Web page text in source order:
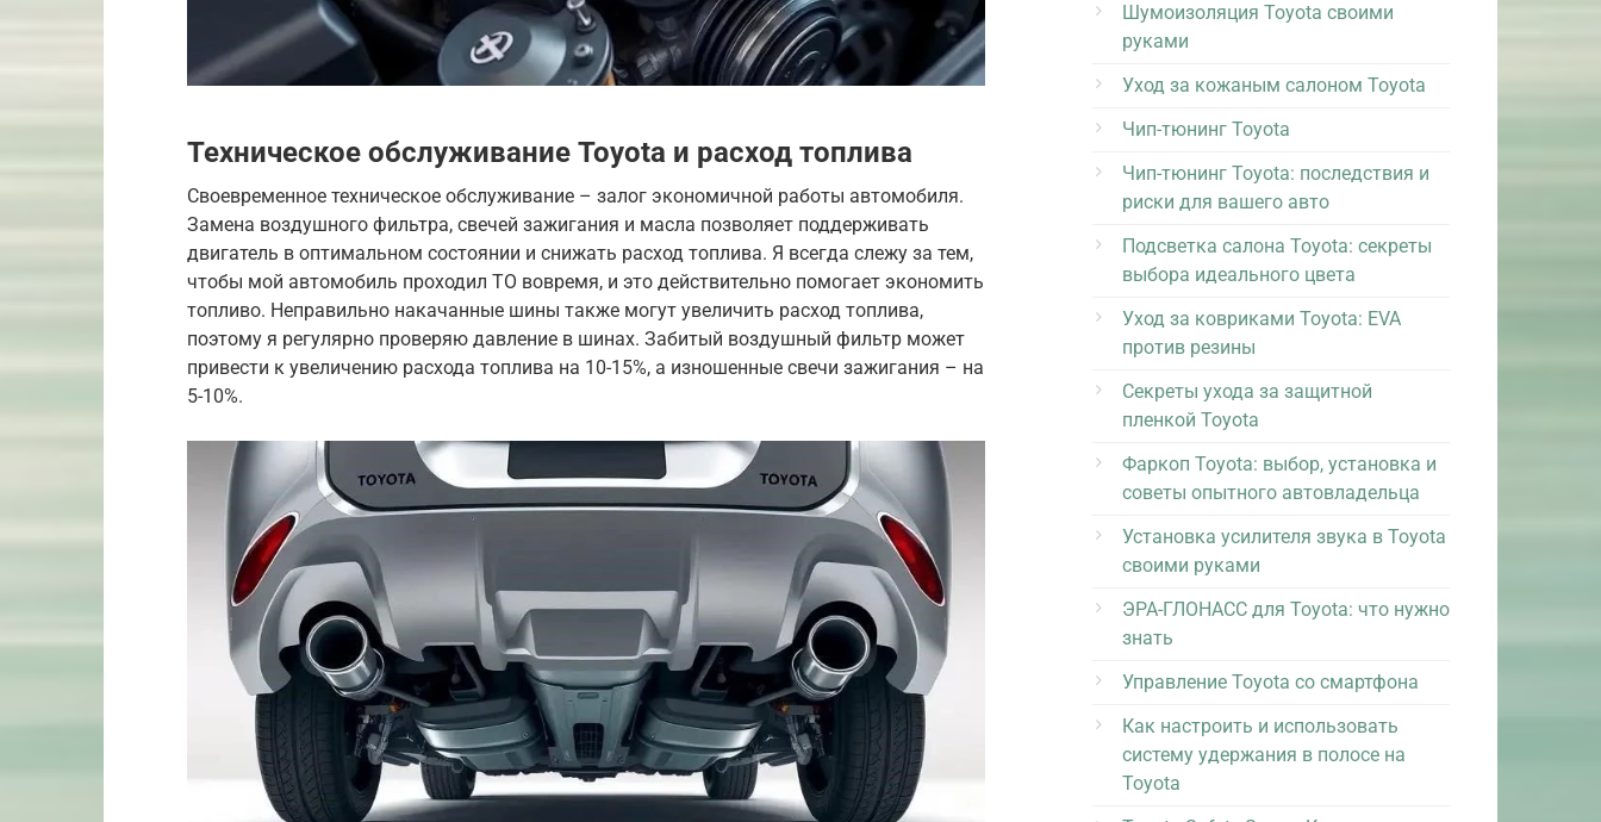
Техническое обслуживание Toyota и расход топлива
Своевременное техническое обслуживание – залог экономичной работы автомобиля.
Замена воздушного фильтра, свечей зажигания и масла позволяет поддерживать
двигатель в оптимальном состоянии и снижать расход топлива. Я всегда слежу за тем,
чтобы мой автомобиль проходил ТО вовремя, и это действительно помогает экономить
топливо. Неправильно накачанные шины также могут увеличить расход топлива,
поэтому я регулярно проверяю давление в шинах. Забитый воздушный фильтр может
привести к увеличению расхода топлива на 10-15%, а изношенные свечи зажигания – на
5-10%.
Шумоизоляция Toyota своими
руками
Уход за кожаным салоном Toyota
Чип-тюнинг Toyota
Чип-тюнинг Toyota: последствия и
риски для вашего авто
Подсветка салона Toyota: секреты
выбора идеального цвета
Уход за ковриками Toyota: EVA
против резины
Секреты ухода за защитной
пленкой Toyota
Фаркоп Toyota: выбор, установка и
советы опытного автовладельца
Установка усилителя звука в Toyota
своими руками
ЭРА-ГЛОНАСС для Toyota: что нужно
знать
Управление Toyota со смартфона
Как настроить и использовать
систему удержания в полосе на
Toyota